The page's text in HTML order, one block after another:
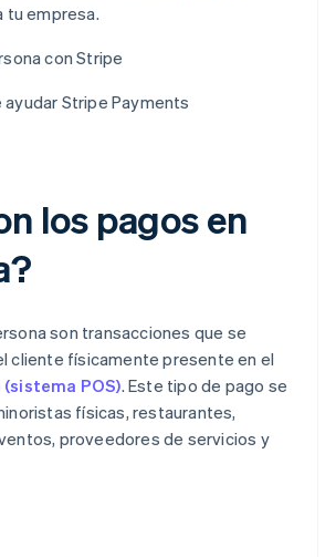
tu empresa.
con Stripe
Stripe Payments
los pagos en
son transacciones que se
cliente físicamente presente en el
POS). Este tipo de pago se
físicas, restaurantes,
proveedores de servicios y